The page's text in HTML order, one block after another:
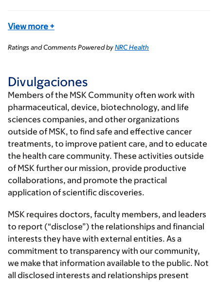
View more +
Ratings and Comments Powered byNRC Health
Divulgaciones
Members of the MSK Community often work with
pharmaceutical, device, biotechnology, and life
sciences companies, and other organizations
outside of MSK, to find safe and effective cancer
treatments, to improve patient care, and to educate
the health care community. These activities outside
of MSK further our mission, provide productive
collaborations, and promote the practical
application of scientific discoveries.
MSK requires doctors, faculty members, and leaders
to report (“disclose”) the relationships and financial
interests they have with external entities. As a
commitment to transparency with our community,
we make that information available to the public. Not
all disclosed interests and relationships present